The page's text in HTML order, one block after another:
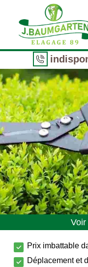
Prix imbattable
Déplacement et